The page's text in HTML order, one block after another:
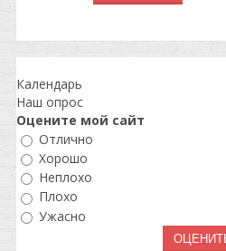
Календарь
Наш опрос
Оцените мой сайт
Отлично
Хорошо
Неплохо
Плохо
Ужасно